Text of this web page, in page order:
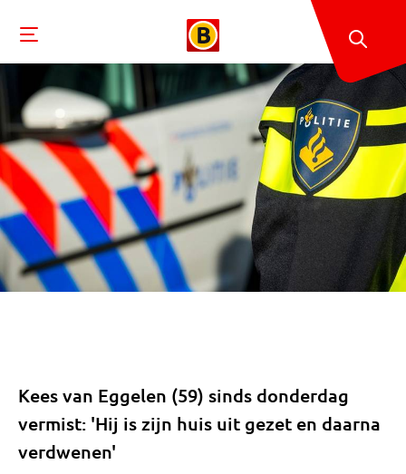
Kees van Eggelen (59) sinds donderdag
vermist: 'Hij is zijn huis uit gezet en daarna
verdwenen'